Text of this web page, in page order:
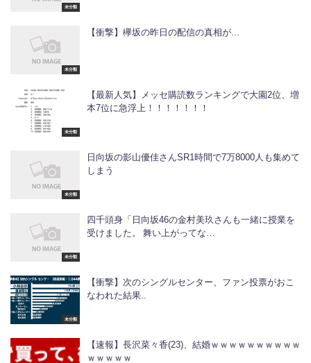
未分類
未分類
【衝撃】欅坂の昨日の配信の真相が...
未分類
【最新人気】メッセ購読数ランキングで大園2位、増
本7位に急浮上！！！！！！！
未分類
日向坂の影山優佳さんSR1時間で7万8000人も集めて
しまう
未分類
四千頭身「日向坂46の金村美玖さんも一緒に授業を
受けました。 舞い上がってな…
未分類
【衝撃】次のシングルセンター、ファン投票がおこ
なわれた結果..
【速報】長沢菜々香(23)、結婚ｗｗｗｗｗｗｗｗｗｗ
ｗｗｗｗｗ